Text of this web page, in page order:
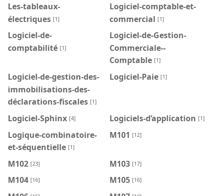
Les-tableaux-
électriques [1]
Logiciel-comptable-et-
commercial [1]
Logiciel-de-
comptabilité [1]
Logiciel-de-Gestion-
Commerciale--
Comptable [1]
Logiciel-de-gestion-des-
immobilisations-des-
déclarations-fiscales [1]
Logiciel-Paie [1]
Logiciel-Sphinx [4] Logiciels-d’application [1]
Logique-combinatoire-
et-séquentielle [1]
M101 [12]
M102 [23] M103 [17]
M104 [16] M105 [16]